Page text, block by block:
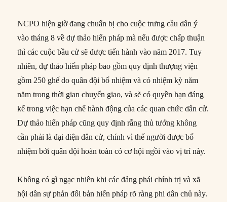
NCPO hiện giờ đang chuẩn bị cho cuộc trưng cầu dân ý
vào tháng 8 về dự thảo hiến pháp mà nếu được chấp thuận
thì các cuộc bầu cử sẽ được tiến hành vào năm 2017. Tuy
nhiên, dự thảo hiến pháp bao gồm quy định thượng viện
gồm 250 ghế do quân đội bổ nhiệm và có nhiệm kỳ năm
năm trong thời gian chuyển giao, và sẽ có quyền hạn đáng
kể trong việc hạn chế hành động của các quan chức dân cử.
Dự thảo hiến pháp cũng quy định rằng thủ tướng không
cần phải là đại diện dân cử, chính vì thế người được bổ
nhiệm bởi quân đội hoàn toàn có cơ hội ngồi vào vị trí này.
Không có gì ngạc nhiên khi các đảng phái chính trị và xã
hội dân sự phản đối bản hiến pháp rõ ràng phi dân chủ này.